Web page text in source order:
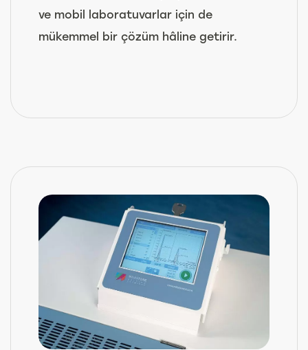
ve mobil laboratuvarlar için de
mükemmel bir çözüm hâline getirir.